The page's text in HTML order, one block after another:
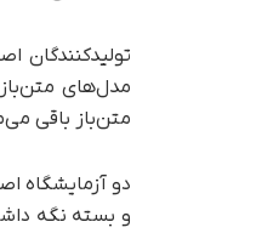
تولیدکنندگان
مدل‌های
متن‌باز باقی
و بسته نگه